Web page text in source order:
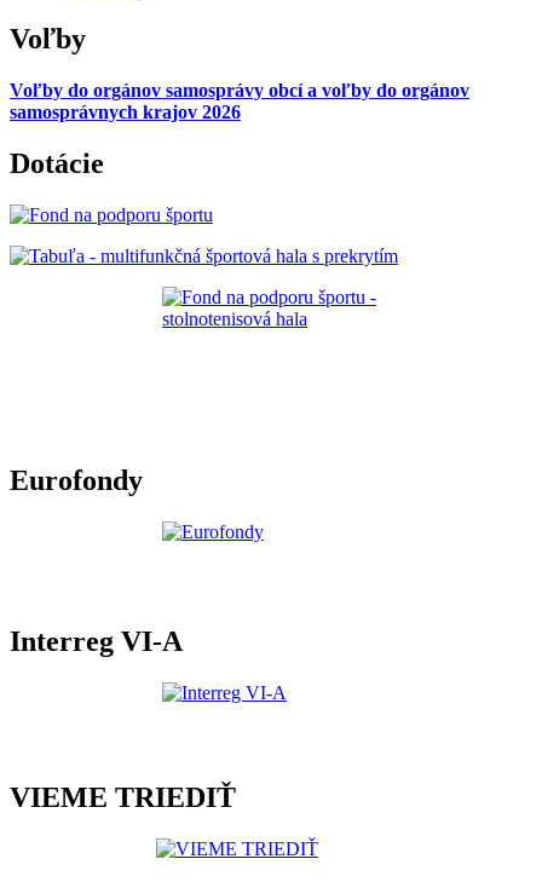
Voľby
Voľby do orgánov samosprávy obcí a voľby do orgánov
samosprávnych krajov 2026
Dotácie
Eurofondy
Interreg VI-A
VIEME TRIEDIŤ